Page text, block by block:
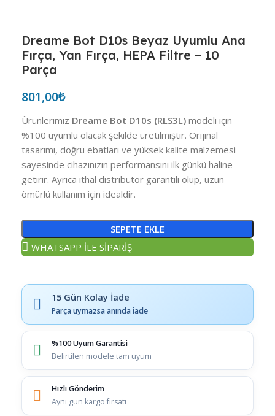
Dreame Bot D10s Beyaz Uyumlu Ana
Fırça, Yan Fırça, HEPA Filtre – 10
Parça
801,00₺
Ürünlerimiz Dreame Bot D10s (RLS3L) modeli için
%100 uyumlu olacak şekilde üretilmiştir. Orijinal
tasarımı, doğru ebatları ve yüksek kalite malzemesi
sayesinde cihazınızın performansını ilk günkü haline
getirir. Ayrıca ithal distribütör garantili olup, uzun
ömürlü kullanım için idealdir.
SEPETE EKLE
WHATSAPP İLE SİPARİŞ
15 Gün Kolay İade
Parça uymazsa anında iade
%100 Uyum Garantisi
Belirtilen modele tam uyum
Hızlı Gönderim
Aynı gün kargo fırsatı